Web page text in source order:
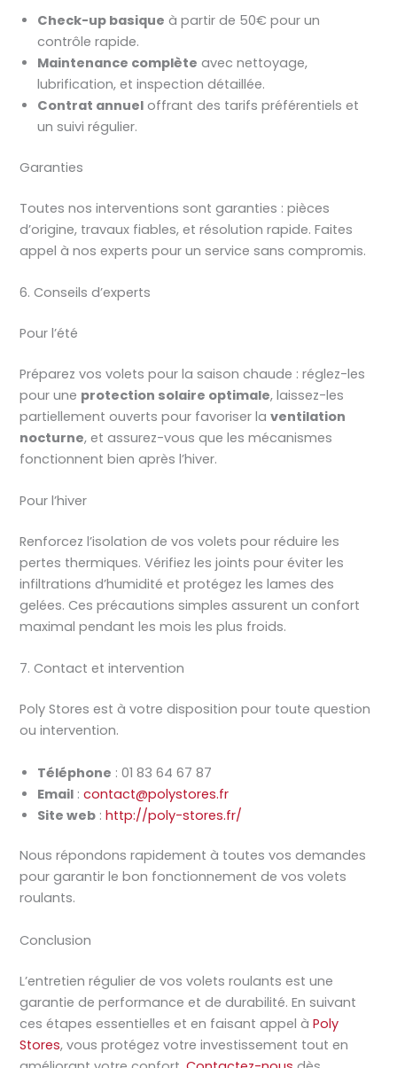
Check-up basique à partir de 50€ pour un
contrôle rapide.
Maintenance complète avec nettoyage,
lubrification, et inspection détaillée.
Contrat annuel offrant des tarifs préférentiels et
un suivi régulier.
Garanties
Toutes nos interventions sont garanties : pièces
d’origine, travaux fiables, et résolution rapide. Faites
appel à nos experts pour un service sans compromis.
6. Conseils d’experts
Pour l’été
Préparez vos volets pour la saison chaude : réglez-les
pour une protection solaire optimale, laissez-les
partiellement ouverts pour favoriser laventilation
nocturne, et assurez-vous que les mécanismes
fonctionnent bien après l’hiver.
Pour l’hiver
Renforcez l’isolation de vos volets pour réduire les
pertes thermiques. Vérifiez les joints pour éviter les
infiltrations d’humidité et protégez les lames des
gelées. Ces précautions simples assurent un confort
maximal pendant les mois les plus froids.
7. Contact et intervention
Poly Stores est à votre disposition pour toute question
ou intervention.
Téléphone : 01 83 64 67 87
Email :contact@polystores.fr
Site web :http://poly-stores.fr/
Nous répondons rapidement à toutes vos demandes
pour garantir le bon fonctionnement de vos volets
roulants.
Conclusion
L’entretien régulier de vos volets roulants est une
garantie de performance et de durabilité. En suivant
ces étapes essentielles et en faisant appel àPoly
Stores, vous protégez votre investissement tout en